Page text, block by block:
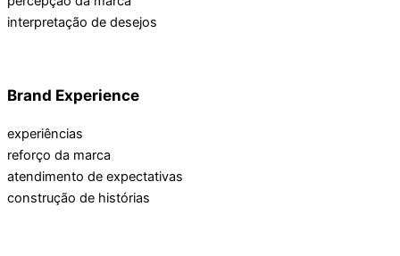
interpretação de desejos
Brand Experience
experiências
reforço da marca
atendimento de expectativas
construção de histórias